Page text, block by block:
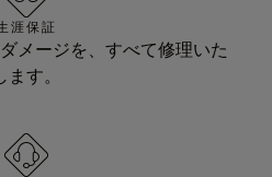
涯保証
メージを、すべて修理いた
ます。